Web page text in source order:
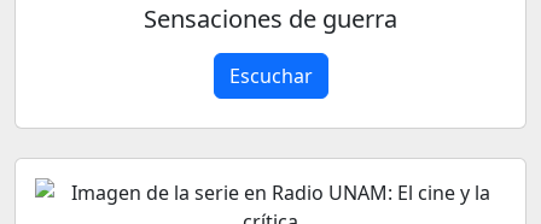
Sensaciones de guerra
Escuchar